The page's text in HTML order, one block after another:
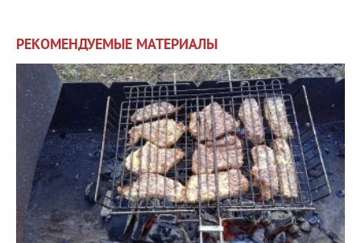
РЕКОМЕНДУЕМЫЕ МАТЕРИАЛЫ